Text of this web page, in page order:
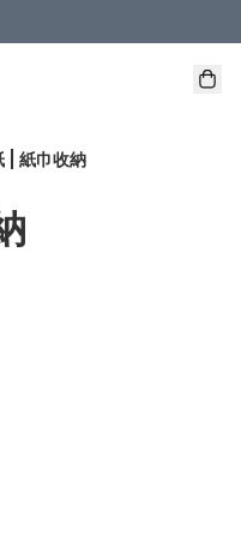
| 紙巾收納